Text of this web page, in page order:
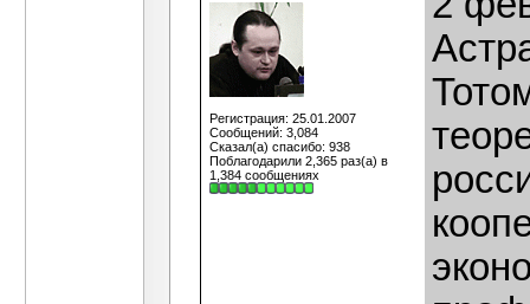
Регистрация: 25.01.2007
Сообщений: 3,084
Сказал(а) спасибо: 938
Поблагодарили 2,365 раз(а) в
1,384 сообщениях